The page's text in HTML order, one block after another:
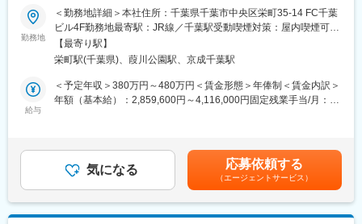
施設の入居者様に紹介してもらえるようなアプローチをします。
◎クリニック運営
・ドクターの診療スケジュールの作成
・介護施設とクリニックの連携サポート（介護施設からの相談受
付など）
らスタートします。医療制度や介護保険、経営サポートのポイン
トなど丁寧にレクチャーするので、初めての方も安心です。
■モデル年収：
主任：550万、課長：730万、部長：800万程度（目安）
不動産管理担当として自社物件の管理業務をお任せいたします。
管理戸数増加による増員採用となります。
■業務内容
・入居者対応
・各種点検等の手配立会い
・管理報告書の作成
・オーナー様対応
＼管理物件について／
当社は医療機関に特化した事業を展開しております。
勤務地
＜勤務地詳細＞本社住所：千葉県千葉市中央区栄町35-14 FC千葉
ビル4F勤務地最寄駅：JR線／千葉駅受動喫煙対策：屋内喫煙可能
場所あり
【最寄り駅】
栄町駅(千葉県)、葭川公園駅、京成千葉駅
給与
＜予定年収＞380万円～480万円＜賃金形態＞年俸制＜賃金内訳＞
年額（基本給）：2,859,600円～4,116,000円固定残業手当/月：
金はあくまでも目安の金額であり、選考を通じて上下する可能性
があります。月給(月額)は固定手当を含めた表記です。
気になる 応募依頼する
（エージェントサービス）